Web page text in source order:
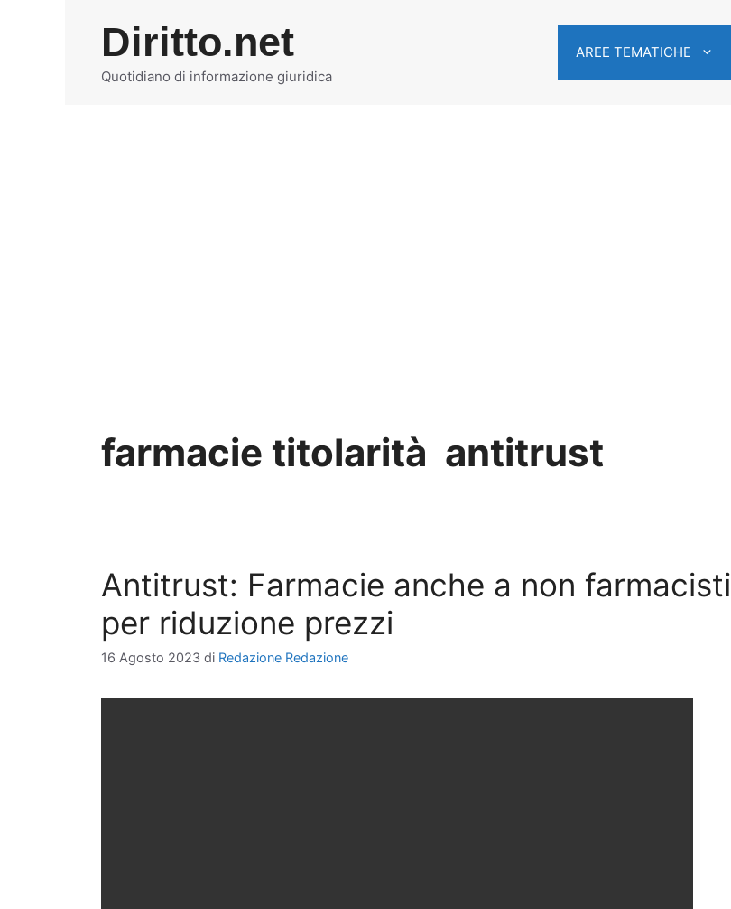
Diritto.net
Quotidiano di informazione giuridica
AREE TEMATICHE
farmacie titolarità antitrust
Antitrust: Farmacie anche a non farmacisti
per riduzione prezzi
16 Agosto 2023 di Redazione Redazione